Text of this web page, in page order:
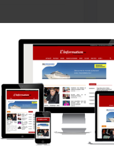
prend le
Forafric Maroc